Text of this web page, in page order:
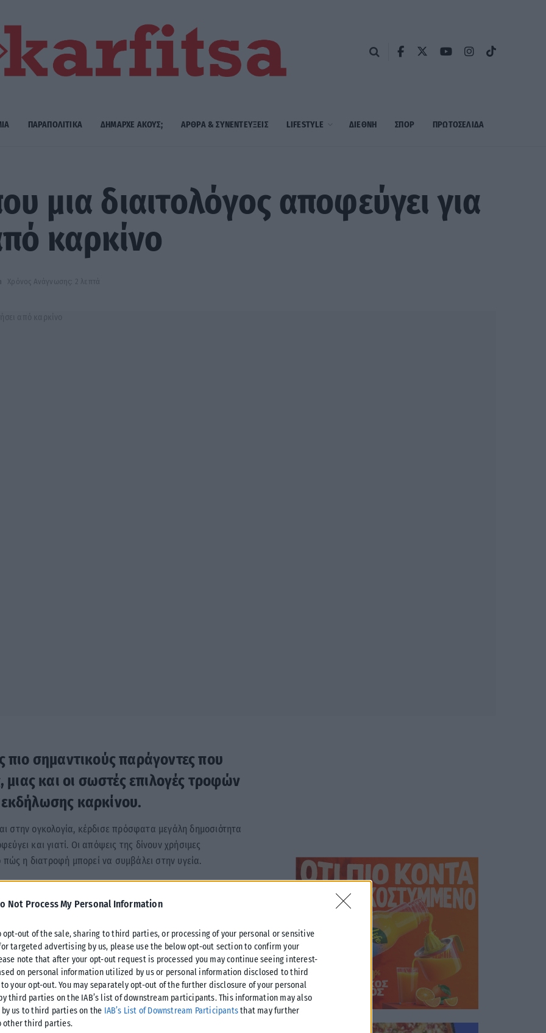
Not Process My Personal Information
opt-out of the sale, sharing to third parties, or processing of your personal or sensitive
targeted advertising by us, please use the below opt-out section to confirm your
note that after your opt-out request is processed you may continue seeing interest-
on personal information utilized by us or personal information disclosed to third
your opt-out. You may separately opt-out of the further disclosure of your personal
third parties on the IAB’s list of downstream participants. This information may also
by us to third parties on the IAB’s List of Downstream Participantsthat may further
other third parties.
ΠΑΡΑΠΟΛΙΤΙΚΑ ΔΗΜΑΡΧE ΑΚΟΥΣ; ΑΡΘΡΑ & ΣΥΝΕΝΤΕΥΞΕΙΣ LIFESTYLE ΔΙΕΘΝΗ ΣΠΟΡ ΠΡΩΤΟΣΈΛΙΔΑ
μια διαιτολόγος αποφεύγει για
καρκίνο
Χρόνος Ανάγνωσης: 2 λεπτά
πιο σημαντικούς παράγοντες που
μιας και οι σωστές επιλογές τροφών
καρκίνου.
στην ογκολογία, κέρδισε πρόσφατα μεγάλη δημοσιότητα
και γιατί. Οι απόψεις της δίνουν χρήσιμες
η διατροφή μπορεί να συμβάλει στην υγεία.
προβολές, η Andrews τονίζει τη σημασία της
δηλώνοντας: « Γνωρίζω πόσο ισχυρή μπορεί να είναι η
αποτελέσματα από τις θεραπείες τους και να μειώσουν